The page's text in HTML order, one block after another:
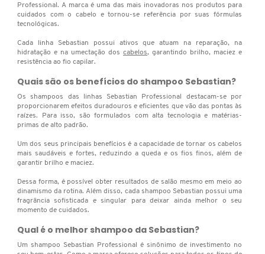
MAQUIAGEM COREANA
SEPHORA COLLECTION
CLEAN NA SEPHORA
HOT ON SOCIAL
PERFUMES ÁRABES
CORPO E BANHO
ACESSÓRIOS
SKINCARE COREANO
CLEAN NA SEPHORA
REFIL
REFIL
PRODUTOS ASIÁTICOS
HOT ON SOCIAL
BEAUTY OF JOSEON
BENEFIT COSMETICS
BENETTON
BEST BRONZE
BIODERMA
BIOSSANCE
BOCA ROSA
M
N
P
Q
R
T
Professional. A marca é uma das mais inovadoras nos produtos para
cuidados com o cabelo e tornou-se referência por suas fórmulas
tecnológicas.
Cada linha Sebastian possui ativos que atuam na reparação, na
hidratação e na umectação dos cabelos, garantindo brilho, maciez e
resistência ao fio capilar.
Quais são os benefícios do shampoo Sebastian?
Os shampoos das linhas Sebastian Professional destacam-se por
proporcionarem efeitos duradouros e eficientes que vão das pontas às
raízes. Para isso, são formulados com alta tecnologia e matérias-
primas de alto padrão.
Um dos seus principais benefícios é a capacidade de tornar os cabelos
mais saudáveis e fortes, reduzindo a queda e os fios finos, além de
garantir brilho e maciez.
Dessa forma, é possível obter resultados de salão mesmo em meio ao
dinamismo da rotina. Além disso, cada shampoo Sebastian possui uma
fragrância sofisticada e singular para deixar ainda melhor o seu
momento de cuidados.
Qual é o melhor shampoo da Sebastian?
Um shampoo Sebastian Professional é sinônimo de investimento no